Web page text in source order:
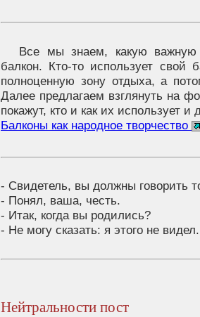
Все мы знаем, какую важную
балкон. Кто-то использует свой
полноценную зону отдыха, а
Далее предлагаем взглянуть на
покажут, кто и как их использует и
Балконы как народное творчество
- Свидетель, вы должны говорить
- Понял, ваша, честь.
- Итак, когда вы родились?
- Не могу сказать: я этого не видел.
Нейтральности пост